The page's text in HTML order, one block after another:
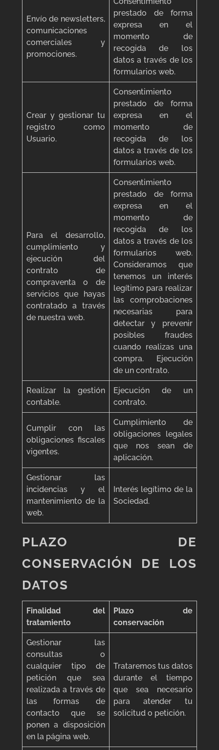
Envío de newsletters,
comunicaciones
comerciales y
promociones.
prestado de forma
expresa en el
momento de
recogida de los
datos a través de los
formularios web.
Crear y gestionar tu
registro como
Usuario.
Consentimiento
prestado de forma
expresa en el
momento de
recogida de los
datos a través de los
formularios web.
Para el desarrollo,
cumplimiento y
ejecución del
contrato de
compraventa o de
servicios que hayas
contratado a través
de nuestra web.
Consentimiento
prestado de forma
expresa en el
momento de
recogida de los
datos a través de los
formularios web.
Consideramos que
tenemos un interés
legítimo para realizar
las comprobaciones
necesarias para
detectar y prevenir
posibles fraudes
cuando realizas una
compra. Ejecución
de un contrato.
Realizar la gestión
contable.
Ejecución de un
contrato.
Cumplir con las
obligaciones fiscales
vigentes.
Cumplimiento de
obligaciones legales
que nos sean de
aplicación.
Gestionar las
incidencias y el
mantenimiento de la
web.
Interés legítimo de la
Sociedad.
PLAZO DE
CONSERVACIÓN DE LOS
DATOS
Finalidad del
tratamiento
Plazo de
conservación
Gestionar las
consultas o
cualquier tipo de
petición que sea
realizada a través de
las formas de
contacto que se
ponen a disposición
en la página web.
Trataremos tus datos
durante el tiempo
que sea necesario
para atender tu
solicitud o petición.